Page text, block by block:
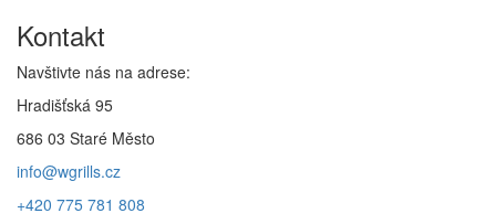
Kontakt
Navštivte nás na adrese:
Hradišťská 95
686 03 Staré Město
info@wgrills.cz
+420 775 781 808